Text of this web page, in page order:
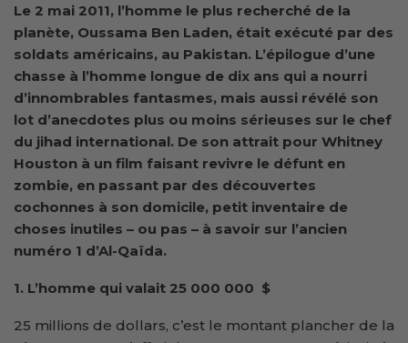
Le 2 mai 2011, l’homme le plus recherché de la
planète, Oussama Ben Laden, était exécuté par des
soldats américains, au Pakistan. L’épilogue d’une
chasse à l’homme longue de dix ans qui a nourri
d’innombrables fantasmes, mais aussi révélé son
lot d’anecdotes plus ou moins sérieuses sur le chef
du jihad international. De son attrait pour Whitney
Houston à un film faisant revivre le défunt en
zombie, en passant par des découvertes
cochonnes à son domicile, petit inventaire de
choses inutiles – ou pas – à savoir sur l’ancien
numéro 1 d’Al-Qaïda.
1. L’homme qui valait 25 000 000 $
25 millions de dollars, c’est le montant plancher de la